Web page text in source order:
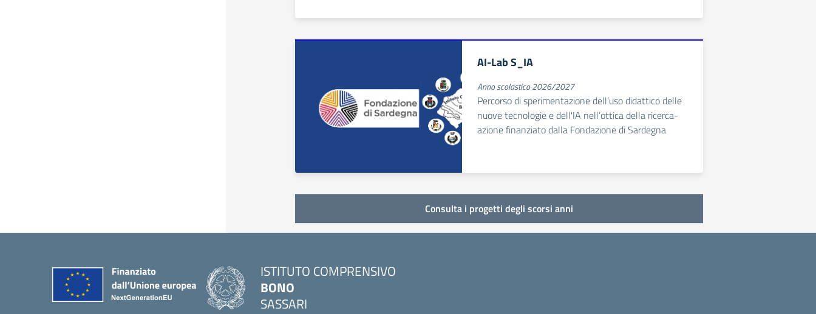
AI-Lab S_IA
Anno scolastico 2026/2027
Percorso di sperimentazione dell’uso didattico delle
nuove tecnologie e dell'IA nell’ottica della ricerca-
azione finanziato dalla Fondazione di Sardegna
Consulta i progetti degli scorsi anni
ISTITUTO COMPRENSIVO
BONO
SASSARI